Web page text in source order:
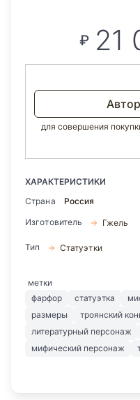
₽ 21
для совершения
ХАРАКТЕРИСТИКИ
Страна
Россия
Изготовитель
Гжель
Тип Статуэтки
метки
фарфор
статуэтка
размеры
троянский
литературный персонаж
мифический персонаж